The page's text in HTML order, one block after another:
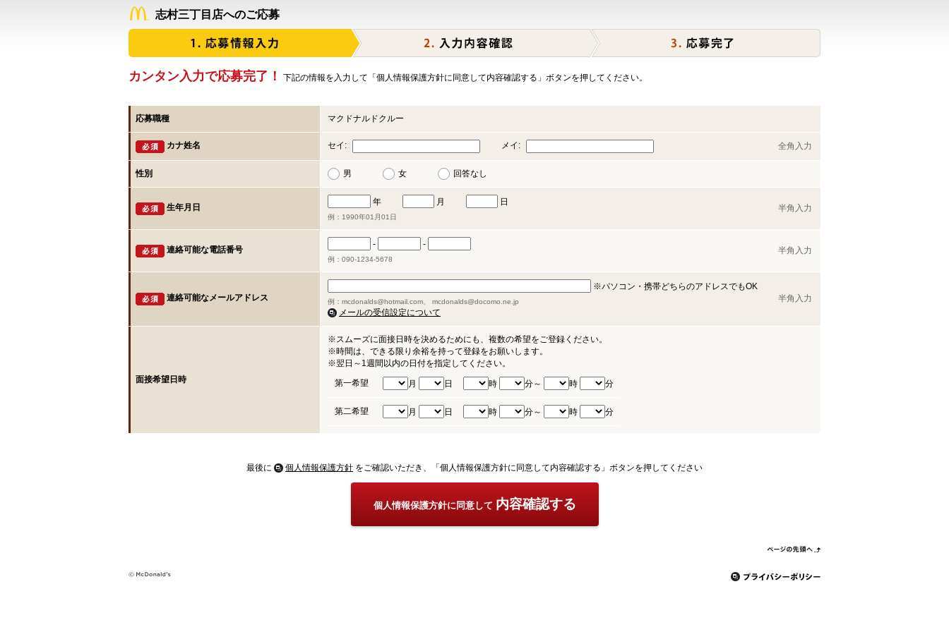
志村三丁目店へのご応募
カンタン入力で応募完了！ 下記の情報を入力して「個人情報保護方針に同意して内容確認する」ボタンを押してください。
応募職種 マクドナルドクルー
カナ姓名 セイ: メイ: 全角入力
性別 男 女 回答なし
生年月日
年 月 日
例：1990年01月01日
半角入力
連絡可能な電話番号
- -
例：090-1234-5678
半角入力
連絡可能なメールアドレス
※パソコン・携帯どちらのアドレスでもOK
例：mcdonalds@hotmail.com、 mcdonalds@docomo.ne.jp
メールの受信設定について
半角入力
面接希望日時
※スムーズに面接日時を決めるためにも、複数の希望をご登録ください。
※時間は、できる限り余裕を持って登録をお願いします。
※翌日～1週間以内の日付を指定してください。
第一希望
月 日 時 分～ 時 分
第二希望 月 日 時 分～ 時 分
最後に 個人情報保護方針 をご確認いただき、「個人情報保護方針に同意して内容確認する」ボタンを押してください
個人情報保護方針に同意して 内容確認する